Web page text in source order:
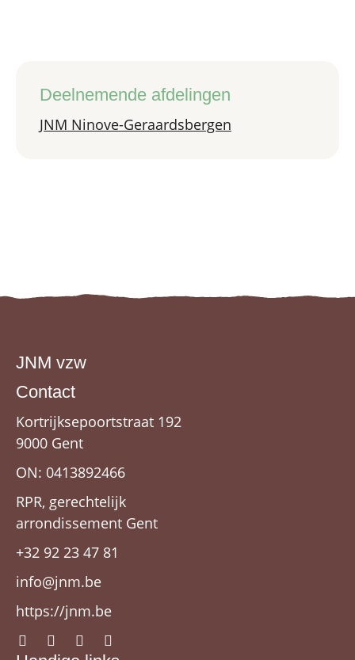
Deelnemende afdelingen
JNM Ninove-Geraardsbergen
JNM vzw
Contact
Kortrijksepoortstraat 192
9000 Gent
ON: 0413892466
RPR, gerechtelijk
arrondissement Gent
+32 92 23 47 81
info@jnm.be
https://jnm.be